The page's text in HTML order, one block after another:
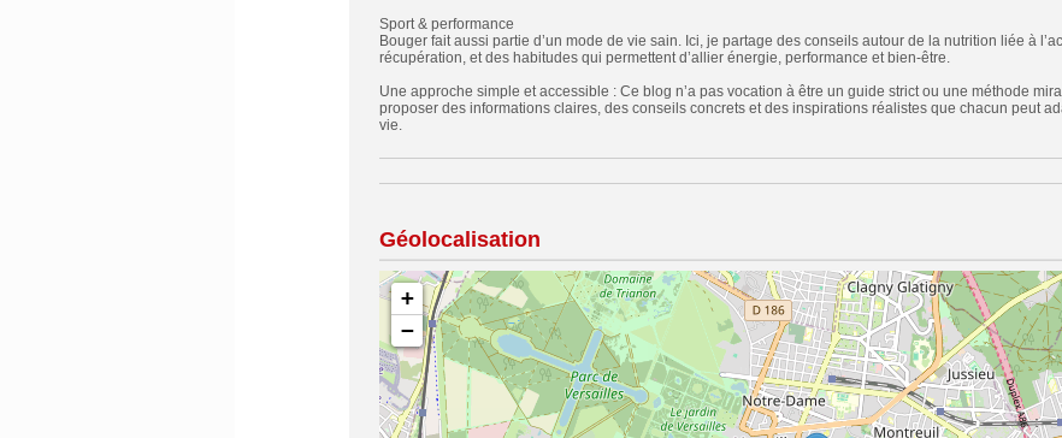
Sport & performance
Bouger fait aussi partie d’un mode de vie sain. Ici, je partage des conseils autour de la nutrition liée à
récupération, et des habitudes qui permettent d’allier énergie, performance et bien-être.
Une approche simple et accessible : Ce blog n’a pas vocation à être un guide strict ou une méthode
proposer des informations claires, des conseils concrets et des inspirations réalistes que chacun peut
vie.
Géolocalisation
+
−